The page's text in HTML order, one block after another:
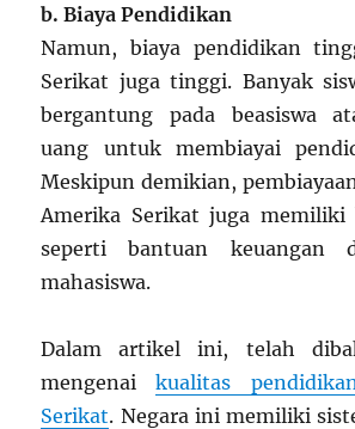
b. Biaya Pendidikan
Namun, biaya pendidikan
Serikat juga tinggi. Banyak
bergantung pada beasiswa
uang untuk membiayai
Meskipun demikian,
Amerika Serikat juga memiliki
seperti bantuan keuangan
mahasiswa.
Dalam artikel ini, telah
mengenaikualitas
Serikat. Negara ini memiliki